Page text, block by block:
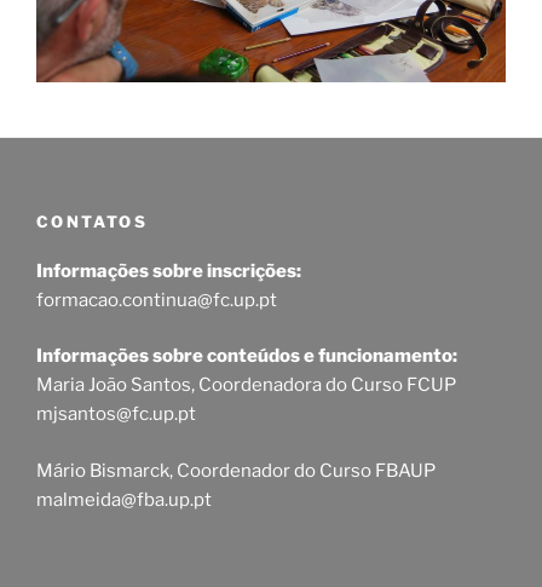
CONTATOS
Informações sobre inscrições:
formacao.continua@fc.up.pt
Informações sobre conteúdos e funcionamento:
Maria João Santos, Coordenadora do Curso FCUP
mjsantos@fc.up.pt
Mário Bismarck, Coordenador do Curso FBAUP
malmeida@fba.up.pt